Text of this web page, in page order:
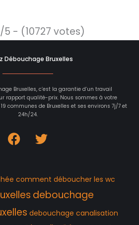
5 - (10727 votes)
Débouchage Bruxelles
Bruxelles, c’est la garantie d’un travail
rapport qualité-prix. Nous sommes à votre
communes de Bruxelles et ses environs 7j/7 et
24h/24.
comment déboucher les wc
debouchage
debouchage canalisation